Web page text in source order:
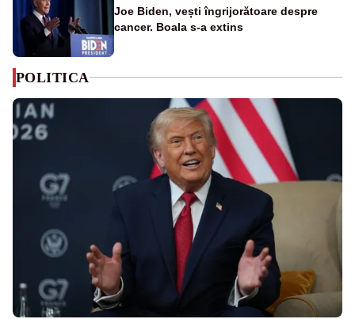
Joe Biden, vești îngrijorătoare despre
cancer. Boala s-a extins
POLITICA